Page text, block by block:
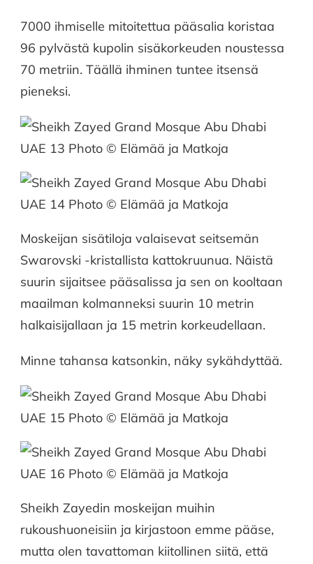
7000 ihmiselle mitoitettua pääsalia koristaa
96 pylvästä kupolin sisäkorkeuden noustessa
70 metriin. Täällä ihminen tuntee itsensä
pieneksi.
Moskeijan sisätiloja valaisevat seitsemän
Swarovski -kristallista kattokruunua. Näistä
suurin sijaitsee pääsalissa ja sen on kooltaan
maailman kolmanneksi suurin 10 metrin
halkaisijallaan ja 15 metrin korkeudellaan.
Minne tahansa katsonkin, näky sykähdyttää.
Sheikh Zayedin moskeijan muihin
rukoushuoneisiin ja kirjastoon emme pääse,
mutta olen tavattoman kiitollinen siitä, että